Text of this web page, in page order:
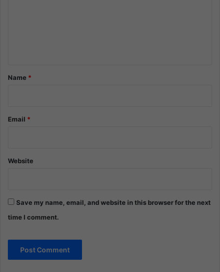
*Name *
Email *
Website
Save my name, email, and website in this browser for the next
time I comment.